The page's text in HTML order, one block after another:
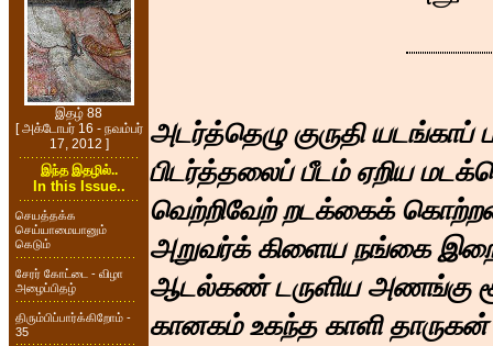
இதழ் 88
[ அக்டோபர் 16 - நவம்பர்
17, 2012 ]
இந்த இதழில்..
In this Issue..
செயத்தக்க
செய்யாமையானும்
கெடும்
சேரர் கோட்டை - விழா
அழைப்பிதழ்
திரும்பிப்பார்க்கிறோம் -
35
அடர்த்தெழு குருதி யடங்காப்
பிடர்த்தலைப் பீடம் ஏறிய
வெற்றிவேற் றடக்கைக்
அறுவர்க் கிளைய நங்கை
ஆடல்கண் டருளிய அணங்கு
கானகம் உகந்த காளி தாருகன்